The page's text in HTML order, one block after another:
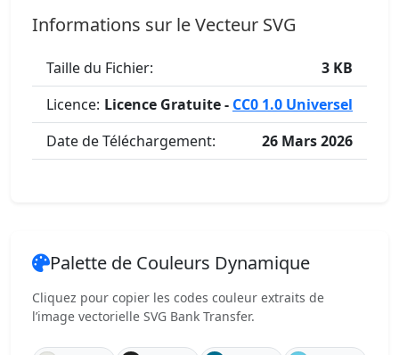
Informations sur le Vecteur SVG
Taille du Fichier:
3 KB
Licence: Licence Gratuite - CC0 1.0 Universel
Date de Téléchargement:
26 Mars 2026
Palette de Couleurs Dynamique
Cliquez pour copier les codes couleur extraits de
l’image vectorielle SVG Bank Transfer.